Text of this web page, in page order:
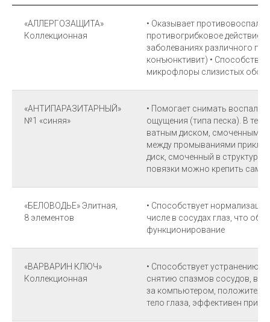
«АЛЛЕРГОЗАЩИТА»
Коллекционная
• Оказывает
противогрибковое действие
заболеваниях различного
конъюнктивит) •
микрофлоры слизистых
«АНТИПАРАЗИТАРНЫЙ»
№1 «синяя»
• Помогает снимать
ощущения (типа песка). В
ватным диском, смоченным в
между промываниями
диск, смоченный в
повязки можно крепить сам
«БЕЛОВОДЬЕ» Элитная,
8 элементов
• Способствует
числе в сосудах глаз, что
функционирование
«ВАРВАРИН КЛЮЧ»
Коллекционная
• Способствует устранению
снятию спазмов сосудов,
за компьютером,
тело глаза, эффективен при